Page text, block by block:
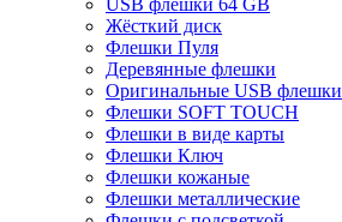
Жёсткий диск
Флешки Пуля
Деревянные флешки
Оригинальные USB флешки
Флешки SOFT TOUCH
Флешки в виде карты
Флешки Ключ
Флешки кожаные
Флешки металлические